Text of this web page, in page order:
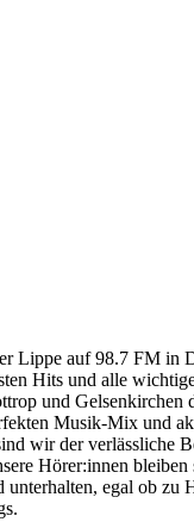
Lippe auf 98.7 FM in
Hits und alle
und Gelsenkirchen
Musik-Mix und
wir der verlässliche
Hörer:innen bleiben
unterhalten, egal ob zu